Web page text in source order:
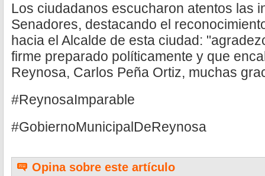
Los ciudadanos escucharon atentos las
Senadores, destacando el
hacia el Alcalde de esta ciudad:
firme preparado políticamente y que
Reynosa, Carlos Peña Ortiz, muchas
#ReynosaImparable
#GobiernoMunicipalDeReynosa
Opina sobre este artículo